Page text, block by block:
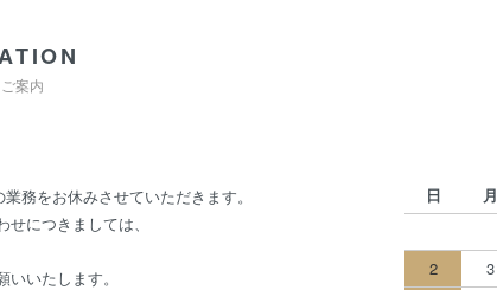
案内
務をお休みさせていただきます。
につきましては、
いたします。
日 月
2
3